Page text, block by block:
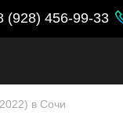
(928) 456-99-33
в Сочи